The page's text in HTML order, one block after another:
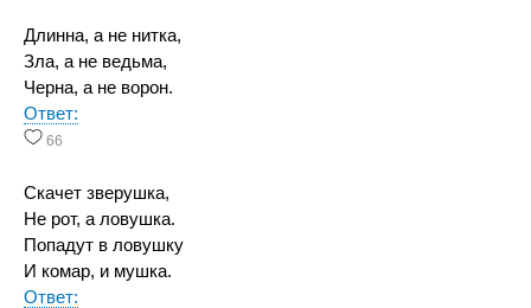
Длинна, а не нитка,
Зла, а не ведьма,
Черна, а не ворон.
Ответ:
66
Скачет зверушка,
Не рот, а ловушка.
Попадут в ловушку
И комар, и мушка.
Ответ: